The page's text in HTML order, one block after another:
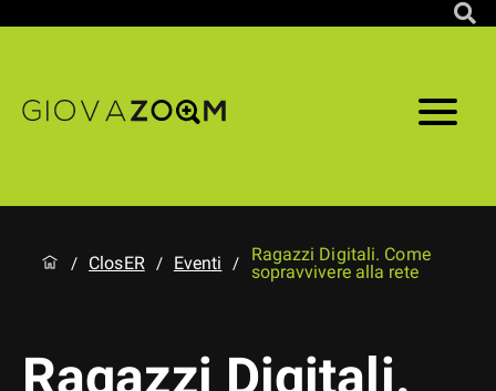
/ ClosER / Eventi /
Ragazzi Digitali. Come
sopravvivere alla rete
Ragazzi Digitali.